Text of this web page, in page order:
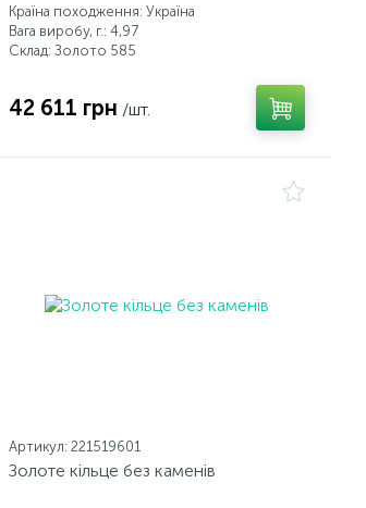
Країна походження: Україна
Вага виробу, г.: 4,97
Склад: Золото 585
42 611 грн /шт.
Артикул: 221519601
Золоте кільце без каменів